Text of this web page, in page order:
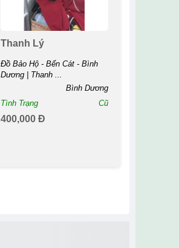
Thanh Lý
Đồ Bảo Hộ - Bến Cát - Bình
Dương | Thanh ...
Bình Dương
Tình Trạng
Cũ
400,000 Đ